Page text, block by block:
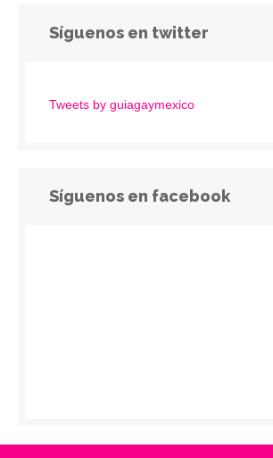
Síguenos en twitter
Tweets by guiagaymexico
Síguenos en facebook